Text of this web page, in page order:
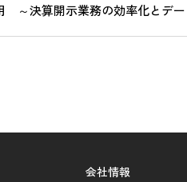
～決算開示業務の効率化とデ
会社情報